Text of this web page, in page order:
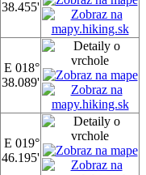
38.455'
E 018°
38.089'
E 019°
46.195'